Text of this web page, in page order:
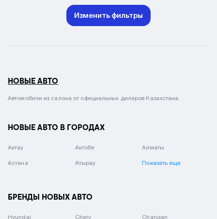
Изменить фильтры
НОВЫЕ АВТО
Автомобили из салона от официальных дилеров Казахстана.
НОВЫЕ АВТО В ГОРОДАХ
Актау Актобе Алматы
Астана Атырау Показать еще
БРЕНДЫ НОВЫХ АВТО
Hyundai Chery Changan